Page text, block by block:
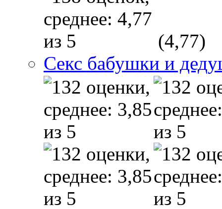
(4,77)
Секс бабушки и